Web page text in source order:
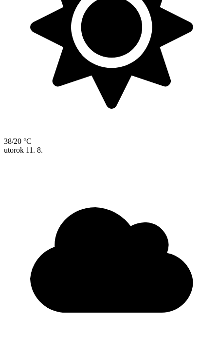
38/20 °C
utorok 11. 8.